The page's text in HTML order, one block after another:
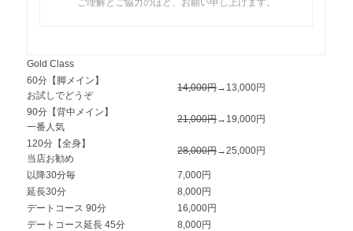
Gold Class
60分【脚メイン】
お試しでどうぞ
14,000円→13,000円
90分【背中メイン】
一番人気
21,000円→19,000円
120分【全身】
当店お勧め
28,000円→25,000円
以降30分毎
7,000円
延長30分
8,000円
デートコース 90分
16,000円
デートコース延長 45分
8,000円